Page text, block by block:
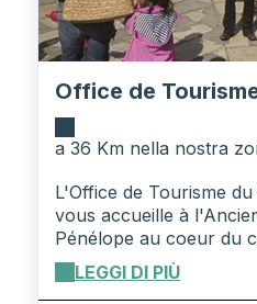
Office de
Montauban
a 36 Km nella nostra
L'Office de Tourisme
vous accueille à
Pénélope au coeur du
Montauban. Que vous
d'un plan du territoire,
LEGGI DI PIÙ